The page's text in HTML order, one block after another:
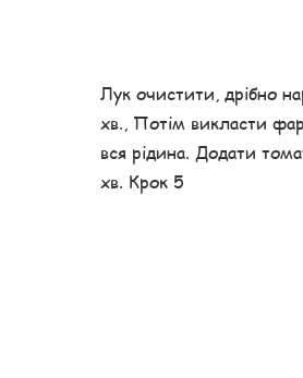
Лук очистити, дрібно
хв., Потім викласти
вся рідина. Додати
хв. Крок 5